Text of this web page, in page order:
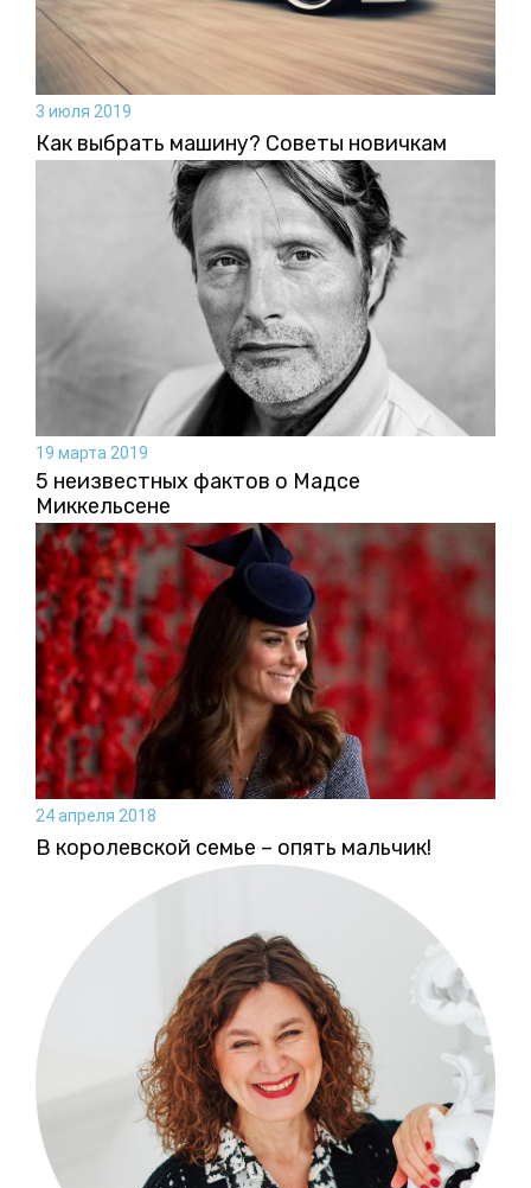
3 июля 2019
Как выбрать машину? Советы новичкам
19 марта 2019
5 неизвестных фактов о Мадсе
Миккельсене
24 апреля 2018
В королевской семье – опять мальчик!